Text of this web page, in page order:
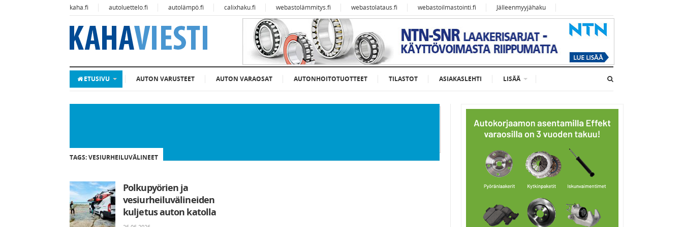
kaha.fi autoluettelo.fi autolämpö.fi calixhaku.fi webastolämmitys.fi webastolataus.fi webastoilmastointi.fi Jälleenmyyjähaku
ETUSIVU AUTON VARUSTEET AUTON VARAOSAT AUTONHOITOTUOTTEET TILASTOT ASIAKASLEHTI LISÄÄ
TAGS: VESIURHEILUVÄLINEET
Polkupyörien ja
vesiurheiluvälineiden
kuljetus auton katolla